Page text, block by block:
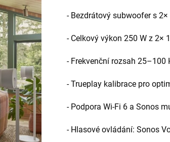
- Bezdrátový subwoofer s
- Celkový výkon 250 W z 2×
- Frekvenční rozsah 25–100
- Trueplay kalibrace pro
- Podpora Wi-Fi 6 a Sonos
- Hlasové ovládání: Sonos